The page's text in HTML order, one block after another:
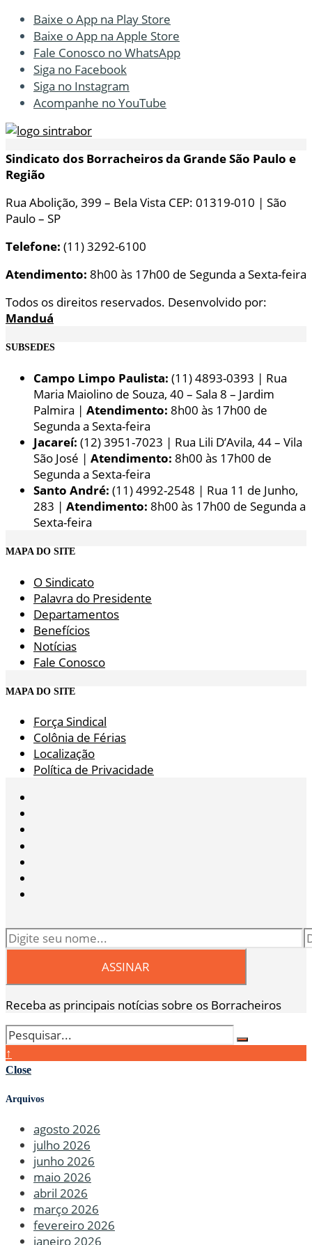
Baixe o App na Play Store
Baixe o App na Apple Store
Fale Conosco no WhatsApp
Siga no Facebook
Siga no Instagram
Acompanhe no YouTube
Sindicato dos Borracheiros da Grande São Paulo e
Região
Rua Abolição, 399 – Bela Vista CEP: 01319-010 | São
Paulo – SP
Telefone: (11) 3292-6100
Atendimento: 8h00 às 17h00 de Segunda a Sexta-feira
Todos os direitos reservados. Desenvolvido por:
Manduá
SUBSEDES
Campo Limpo Paulista: (11) 4893-0393 | Rua
Maria Maiolino de Souza, 40 – Sala 8 – Jardim
Palmira | Atendimento: 8h00 às 17h00 de
Segunda a Sexta-feira
Jacareí: (12) 3951-7023 | Rua Lili D’Avila, 44 – Vila
São José | Atendimento: 8h00 às 17h00 de
Segunda a Sexta-feira
Santo André: (11) 4992-2548 | Rua 11 de Junho,
283 | Atendimento: 8h00 às 17h00 de Segunda a
Sexta-feira
MAPA DO SITE
O Sindicato
Palavra do Presidente
Departamentos
Benefícios
Notícias
Fale Conosco
MAPA DO SITE
Força Sindical
Colônia de Férias
Localização
Política de Privacidade
Receba as principais notícias sobre os Borracheiros
↑
Close
Arquivos
agosto 2026
julho 2026
junho 2026
maio 2026
abril 2026
março 2026
fevereiro 2026
janeiro 2026